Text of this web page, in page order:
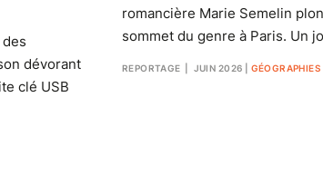
des
dévorant
clé USB
romancière Marie Semelin
sommet du genre à Paris. Un
REPORTAGE | JUIN 2026 GÉOGRAPHIES